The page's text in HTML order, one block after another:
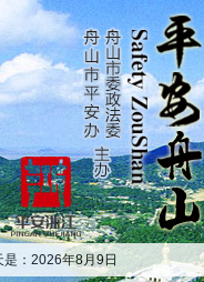
是：2026年8月9日
·中共舟山市委政法委
·市委政法委机关传达
·市委政法工作会议召